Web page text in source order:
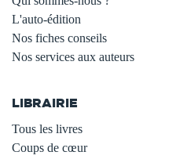
L'auto-édition
Nos fiches conseils
Nos services aux auteurs
LIBRAIRIE
Tous les livres
Coups de cœur